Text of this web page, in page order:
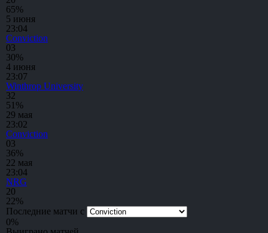
65%
5 июня
23:04
⁠Conviction
03
30%
4 июня
23:07
Winthrop University
32
51%
29 мая
23:02
⁠Conviction
03
36%
22 мая
23:04
NRG
20
22%
Последние матчи с
0%